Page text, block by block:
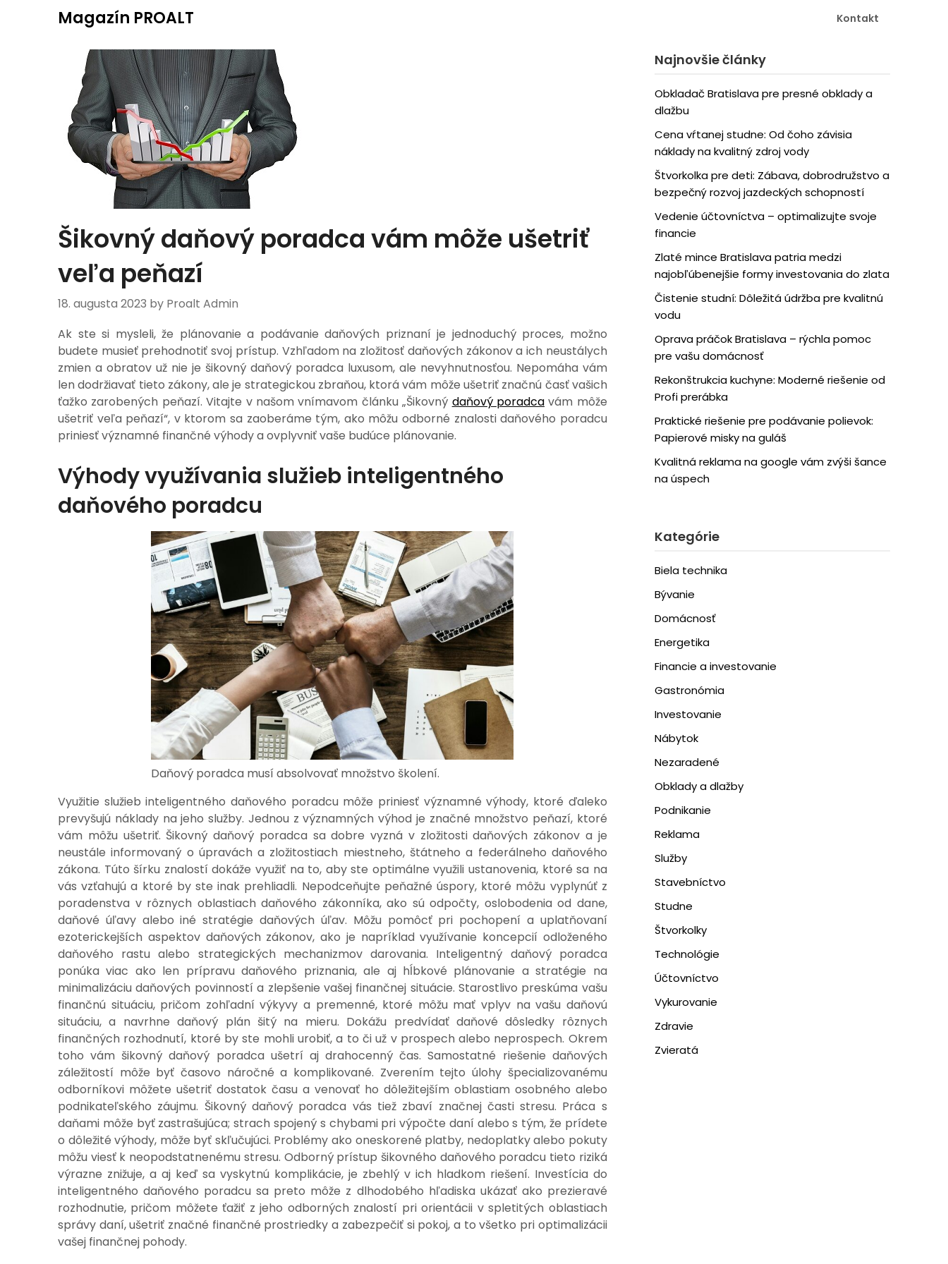
Magazín PROALT Kontakt
Šikovný daňový poradca vám môže ušetriť
veľa peňazí
18. augusta 2023 by Proalt Admin
Ak ste si mysleli, že plánovanie a podávanie daňových priznaní je jednoduchý proces, možno
budete musieť prehodnotiť svoj prístup. Vzhľadom na zložitosť daňových zákonov a ich neustálych
zmien a obratov už nie je šikovný daňový poradca luxusom, ale nevyhnutnosťou. Nepomáha vám
len dodržiavať tieto zákony, ale je strategickou zbraňou, ktorá vám môže ušetriť značnú časť vašich
ťažko zarobených peňazí. Vitajte v našom vnímavom článku „Šikovný daňový poradca vám môže
ušetriť veľa peňazí“, v ktorom sa zaoberáme tým, ako môžu odborné znalosti daňového poradcu
priniesť významné finančné výhody a ovplyvniť vaše budúce plánovanie.
Výhody využívania služieb inteligentného
daňového poradcu
Daňový poradca musí absolvovať množstvo školení.
Využitie služieb inteligentného daňového poradcu môže priniesť významné výhody, ktoré ďaleko
prevyšujú náklady na jeho služby. Jednou z významných výhod je značné množstvo peňazí, ktoré
vám môžu ušetriť. Šikovný daňový poradca sa dobre vyzná v zložitosti daňových zákonov a je
neustále informovaný o úpravách a zložitostiach miestneho, štátneho a federálneho daňového
zákona. Túto šírku znalostí dokáže využiť na to, aby ste optimálne využili ustanovenia, ktoré sa na
vás vzťahujú a ktoré by ste inak prehliadli. Nepodceňujte peňažné úspory, ktoré môžu vyplynúť z
poradenstva v rôznych oblastiach daňového zákonníka, ako sú odpočty, oslobodenia od dane,
daňové úľavy alebo iné stratégie daňových úľav. Môžu pomôcť pri pochopení a uplatňovaní
ezoterickejších aspektov daňových zákonov, ako je napríklad využívanie koncepcií odloženého
daňového rastu alebo strategických mechanizmov darovania. Inteligentný daňový poradca
ponúka viac ako len prípravu daňového priznania, ale aj hĺbkové plánovanie a stratégie na
minimalizáciu daňových povinností a zlepšenie vašej finančnej situácie. Starostlivo preskúma vašu
finančnú situáciu, pričom zohľadní výkyvy a premenné, ktoré môžu mať vplyv na vašu daňovú
situáciu, a navrhne daňový plán šitý na mieru. Dokážu predvídať daňové dôsledky rôznych
finančných rozhodnutí, ktoré by ste mohli urobiť, a to či už v prospech alebo neprospech. Okrem
toho vám šikovný daňový poradca ušetrí aj drahocenný čas. Samostatné riešenie daňových
záležitostí môže byť časovo náročné a komplikované. Zverením tejto úlohy špecializovanému
odborníkovi môžete ušetriť dostatok času a venovať ho dôležitejším oblastiam osobného alebo
podnikateľského záujmu. Šikovný daňový poradca vás tiež zbaví značnej časti stresu. Práca s
daňami môže byť zastrašujúca; strach spojený s chybami pri výpočte daní alebo s tým, že prídete
o dôležité výhody, môže byť skľučujúci. Problémy ako oneskorené platby, nedoplatky alebo pokuty
môžu viesť k neopodstatnenému stresu. Odborný prístup šikovného daňového poradcu tieto riziká
výrazne znižuje, a aj keď sa vyskytnú komplikácie, je zbehlý v ich hladkom riešení. Investícia do
inteligentného daňového poradcu sa preto môže z dlhodobého hľadiska ukázať ako prezieravé
rozhodnutie, pričom môžete ťažiť z jeho odborných znalostí pri orientácii v spletitých oblastiach
správy daní, ušetriť značné finančné prostriedky a zabezpečiť si pokoj, a to všetko pri optimalizácii
vašej finančnej pohody.
Najnovšie články
Obkladač Bratislava pre presné obklady a
dlažbu
Cena vŕtanej studne: Od čoho závisia
náklady na kvalitný zdroj vody
Štvorkolka pre deti: Zábava, dobrodružstvo a
bezpečný rozvoj jazdeckých schopností
Vedenie účtovníctva – optimalizujte svoje
financie
Zlaté mince Bratislava patria medzi
najobľúbenejšie formy investovania do zlata
Čistenie studní: Dôležitá údržba pre kvalitnú
vodu
Oprava práčok Bratislava – rýchla pomoc
pre vašu domácnosť
Rekonštrukcia kuchyne: Moderné riešenie od
Profi prerábka
Praktické riešenie pre podávanie polievok:
Papierové misky na guláš
Kvalitná reklama na google vám zvýši šance
na úspech
Kategórie
Biela technika
Bývanie
Domácnosť
Energetika
Financie a investovanie
Gastronómia
Investovanie
Nábytok
Nezaradené
Obklady a dlažby
Podnikanie
Reklama
Služby
Stavebníctvo
Studne
Štvorkolky
Technológie
Účtovníctvo
Vykurovanie
Zdravie
Zvieratá